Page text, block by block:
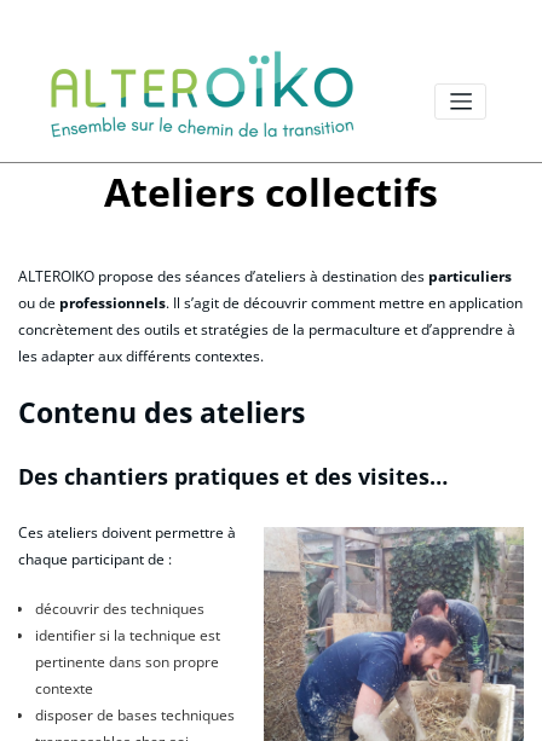
Ateliers collectifs
ALTEROIKO propose des séances d’ateliers à destination des particuliers
ou de professionnels. Il s’agit de découvrir comment mettre en application
concrètement des outils et stratégies de la permaculture et d’apprendre à
les adapter aux différents contextes.
Contenu des ateliers
Des chantiers pratiques et des visites…
Ces ateliers doivent permettre à
chaque participant de :
découvrir des techniques
identifier si la technique est
pertinente dans son propre
contexte
disposer de bases techniques